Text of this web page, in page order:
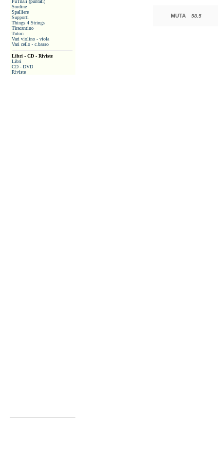
PuTnali (puntali)
Sordine
Spalliere
Supporti
Things 4 Strings
Tiracantino
Tutori
Vari violino - viola
Vari cello - c.basso
Libri - CD - Riviste
Libri
CD - DVD
Riviste
MUTA 58,5